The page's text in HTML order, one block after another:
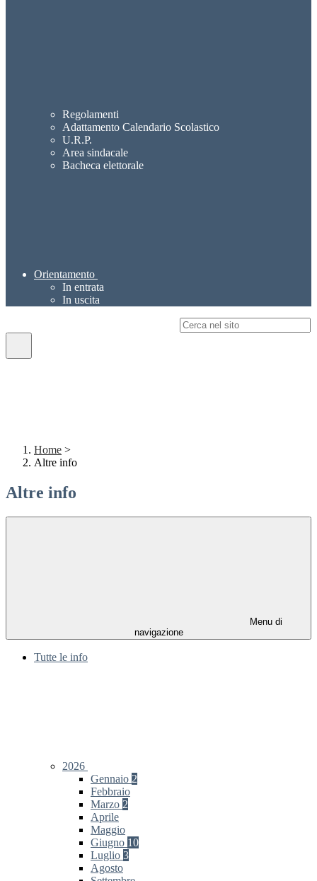
Regolamenti
Adattamento Calendario Scolastico
U.R.P.
Area sindacale
Bacheca elettorale
Orientamento
In entrata
In uscita
Home >
Altre info
Altre info
Menu di
navigazione
Tutte le info
2026
Gennaio 2
Febbraio
Marzo 2
Aprile
Maggio
Giugno 10
Luglio 3
Agosto